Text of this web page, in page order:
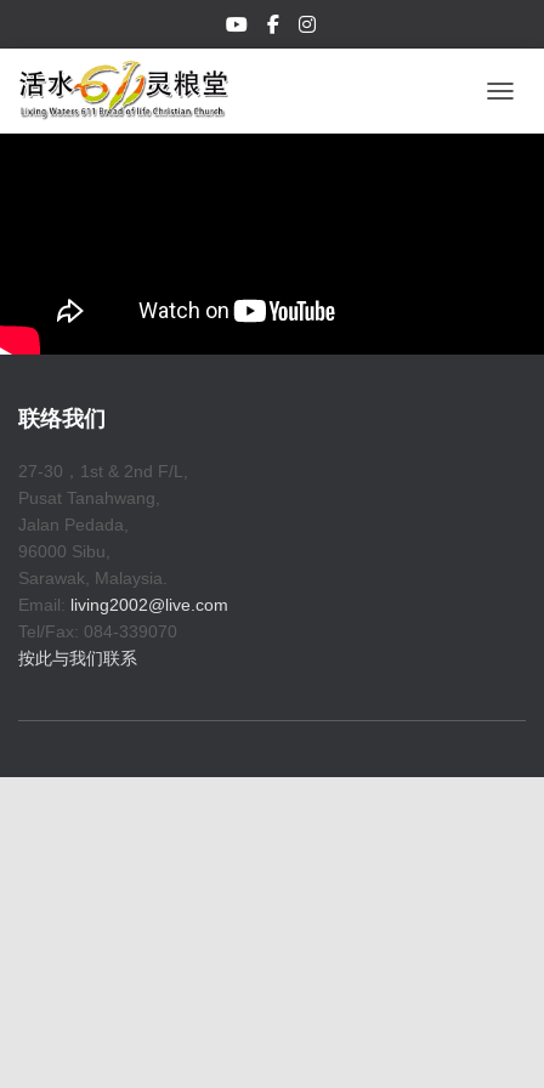
联络我们
27-30，1st & 2nd F/L,
Pusat Tanahwang,
Jalan Pedada,
96000 Sibu,
Sarawak, Malaysia.
Email: living2002@live.com
Tel/Fax: 084-339070
按此与我们联系